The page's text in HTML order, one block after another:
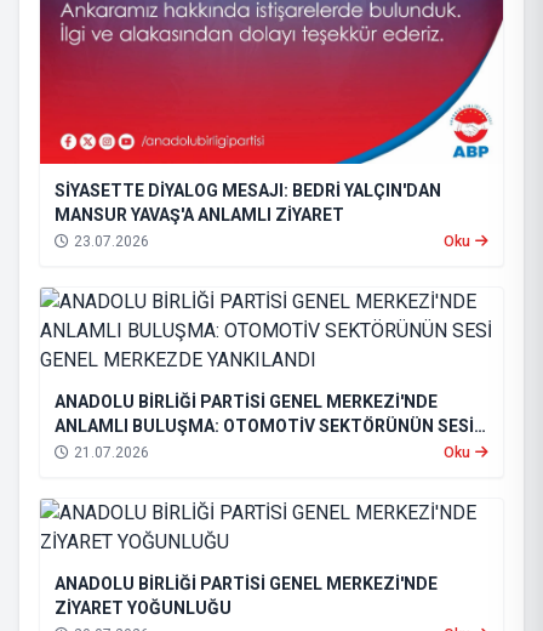
SİYASETTE DİYALOG MESAJI: BEDRİ YALÇIN'DAN
MANSUR YAVAŞ'A ANLAMLI ZİYARET
23.07.2026 Oku
ANADOLU BİRLİĞİ PARTİSİ GENEL MERKEZİ'NDE
ANLAMLI BULUŞMA: OTOMOTİV SEKTÖRÜNÜN SESİ
GENEL MERKEZDE YANKILANDI
21.07.2026 Oku
ANADOLU BİRLİĞİ PARTİSİ GENEL MERKEZİ'NDE
ZİYARET YOĞUNLUĞU